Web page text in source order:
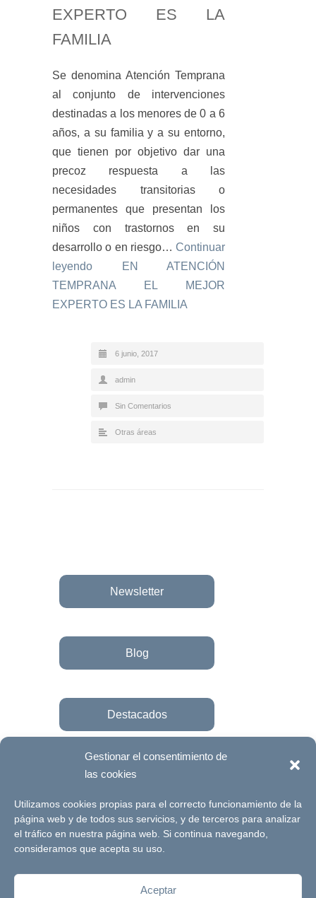
Gestionar el consentimiento de
las cookies
Utilizamos cookies propias para el correcto funcionamiento de la
página web y de todos sus servicios, y de terceros para analizar
el tráfico en nuestra página web. Si continua navegando,
consideramos que acepta su uso.
Aceptar
EXPERTO ES LA
FAMILIA
Se denomina Atención Temprana
al conjunto de intervenciones
destinadas a los menores de 0 a 6
años, a su familia y a su entorno,
que tienen por objetivo dar una
precoz respuesta a las
necesidades transitorias o
permanentes que presentan los
niños con trastornos en su
desarrollo o en riesgo… Continuar
leyendo EN ATENCIÓN
TEMPRANA EL MEJOR
EXPERTO ES LA FAMILIA
6 junio, 2017
admin
Sin Comentarios
Otras áreas
Newsletter
Blog
Destacados
Únete a la fundación
© Futuro Singular Córdoba 2017. Web
desarrollada por
Aviso Legal